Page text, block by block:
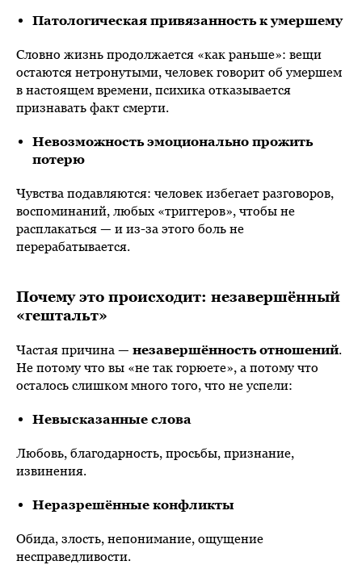
Патологическая привязанность к умершему
Словно жизнь продолжается «как раньше»: вещи
остаются нетронутыми, человек говорит об умершем
в настоящем времени, психика отказывается
признавать факт смерти.
Невозможность эмоционально прожить
потерю
Чувства подавляются: человек избегает разговоров,
воспоминаний, любых «триггеров», чтобы не
расплакаться — и из-за этого боль не
перерабатывается.
Почему это происходит: незавершённый
«гештальт»
Частая причина — незавершённость отношений.
Не потому что вы «не так горюете», а потому что
осталось слишком много того, что не успели:
Невысказанные слова
Любовь, благодарность, просьбы, признание,
извинения.
Неразрешённые конфликты
Обида, злость, непонимание, ощущение
несправедливости.